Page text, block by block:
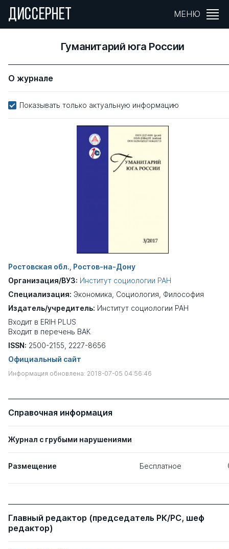
ДИССЕРНЕТ МЕНЮ
Гуманитарий юга России
О журнале
Показывать только актуальную информацию
Ростовская обл., Ростов-на-Дону
Организация/ВУЗ: Институт социологии РАН
Специализация: Экономика Социология Философия
Издатель/учредитель: Институт социологии РАН
Входит в ERIH PLUS
Входит в перечень ВАК
ISSN: 2500-2155, 2227-8656
Официальный сайт
Информация обновлена: 2018-07-05 04:56:46
Справочная информация
Журнал с грубыми нарушениями
Размещение Бесплатное
Главный редактор (председатель РК/РС, шеф
редактор)